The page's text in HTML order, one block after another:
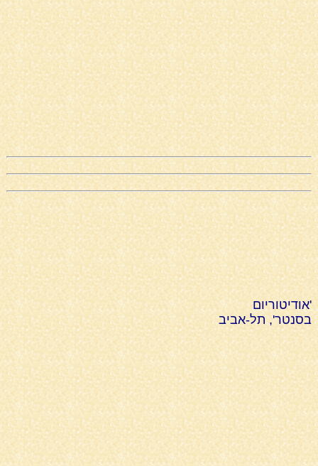
'אודיטוריום
בסנטר', תל-אביב